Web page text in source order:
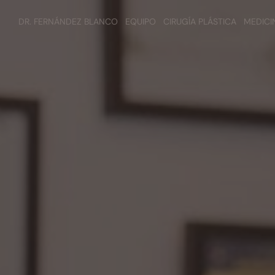
DR. FERNÁNDEZ BLANCO EQUIPO CIRUGÍA PLÁSTICA